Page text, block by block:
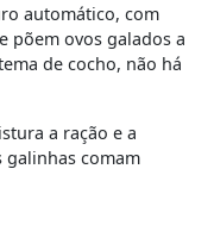
automático, com
põem ovos galados a
de cocho, não há
a ração e a
comam